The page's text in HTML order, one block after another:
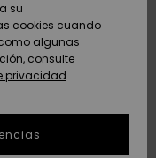
su
cookies cuando
algunas
consulte
privacidad